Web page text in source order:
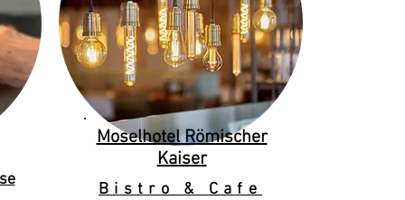
Moselhotel Römischer
Kaiser
Bistro & Cafe